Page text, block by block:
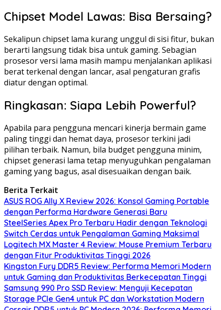
Chipset Model Lawas: Bisa Bersaing?
Sekalipun chipset lama kurang unggul di sisi fitur, bukan
berarti langsung tidak bisa untuk gaming. Sebagian
prosesor versi lama masih mampu menjalankan aplikasi
berat terkenal dengan lancar, asal pengaturan grafis
diatur dengan optimal.
Ringkasan: Siapa Lebih Powerful?
Apabila para pengguna mencari kinerja bermain game
paling tinggi dan hemat daya, prosesor terkini jadi
pilihan terbaik. Namun, bila budget pengguna minim,
chipset generasi lama tetap menyuguhkan pengalaman
gaming yang bagus, asal disesuaikan dengan baik.
Berita Terkait
ASUS ROG Ally X Review 2026: Konsol Gaming Portable
dengan Performa Hardware Generasi Baru
SteelSeries Apex Pro Terbaru Hadir dengan Teknologi
Switch Cerdas untuk Pengalaman Gaming Maksimal
Logitech MX Master 4 Review: Mouse Premium Terbaru
dengan Fitur Produktivitas Tinggi 2026
Kingston Fury DDR5 Review: Performa Memori Modern
untuk Gaming dan Produktivitas Berkecepatan Tinggi
Samsung 990 Pro SSD Review: Menguji Kecepatan
Storage PCIe Gen4 untuk PC dan Workstation Modern